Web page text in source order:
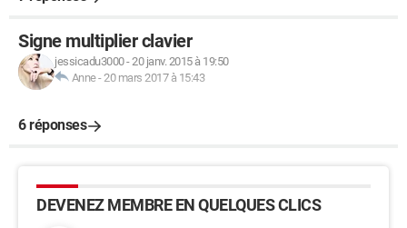
if (window.settings.showJoins === "0") return;
let addDelay = 250;
if (joinMsgDelay > 1000) addDelay = 0;
setTimeout(() => {
Signe multiplier clavier
jessicadu3000-20 janv. 2015 à 19:50
Anne-20 mars 2017 à 15:43
6 réponses
DEVENEZ MEMBRE EN QUELQUES CLICS